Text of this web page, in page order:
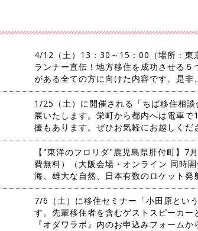
4/12（土）13：30～15：00（場所：東
ランナー直伝！地方移住を成功させる
がある全ての方に向けた内容です。是非
1/25（土）に開催される「ちば移住相
展いたします。栄町から都内へは電車
援もあります。ぜひお気軽にお越しくだ
【"東洋のフロリダ"鹿児島県肝付町】7
費無料）（大阪会場・オンライン 同時
海、雄大な自然、日本有数のロケット発
7/6（土）に移住セミナー「小田原とい
す。先輩移住者を含むゲストスピーカ
『オダワラボ』内のお申込みフォームか